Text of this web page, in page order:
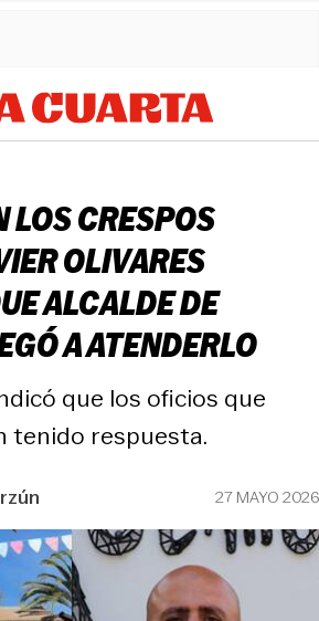
LOS CRESPOS
OLIVARES
ALCALDE DE
A ATENDERLO
que los oficios que
tenido respuesta.
27 MAYO 2026